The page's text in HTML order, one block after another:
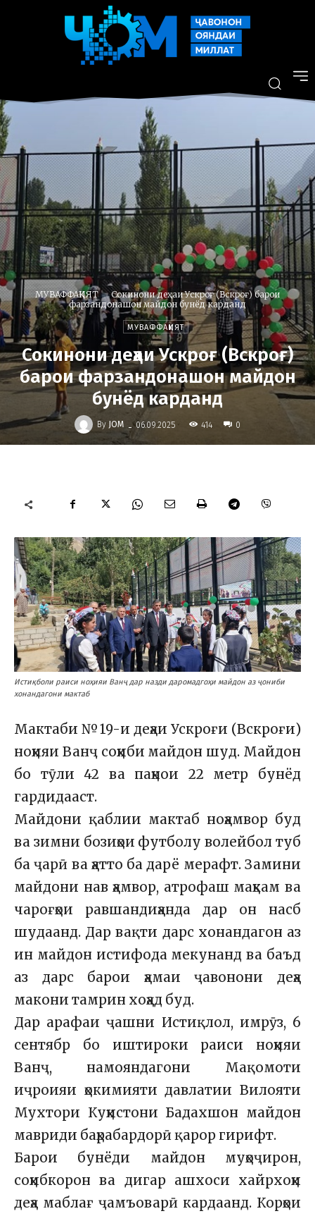
МУВАФФАҚИЯТ
Сокинони деҳаи Ускроғ (Вскроғ) барои
фарзандонашон майдон бунёд карданд
МУВАФФАҚИЯТ
Сокинони деҳаи Ускроғ (Вскроғ)
барои фарзандонашон майдон
бунёд карданд
By JOM - 06.09.2025 414 0
Истиқболи раиси ноҳияи Ванҷ дар назди даромадгоҳи майдон аз ҷониби
хонандагони мактаб
Мактаби №19-и деҳаи Ускроғи (Вскроғи)
ноҳияи Ванҷ соҳиби майдон шуд. Майдон
бо тӯли 42 ва паҳнои 22 метр бунёд
гардидааст.
Майдони қаблии мактаб ноҳамвор буд
ва зимни бозиҳои футболу волейбол туб
ба ҷарӣ ва ҳатто ба дарё мерафт. Замини
майдони нав ҳамвор, атрофаш маҳкам ва
чароғҳои равшандиҳанда дар он насб
шудаанд. Дар вақти дарс хонандагон аз
ин майдон истифода мекунанд ва баъд
аз дарс барои ҳамаи ҷавонони деҳа
макони тамрин хоҳад буд.
Дар арафаи ҷашни Истиқлол, имрӯз, 6
сентябр бо иштироки раиси ноҳияи
Ванҷ, намояндагони Мақомоти
иҷроияи ҳокимияти давлатии Вилояти
Мухтори Куҳистони Бадахшон майдон
мавриди баҳрабардорӣ қарор гирифт.
Барои бунёди майдон муҳоҷирон,
соҳибкорон ва дигар ашхоси хайрхоҳи
деҳа маблағ ҷамъоварӣ кардаанд. Корҳои